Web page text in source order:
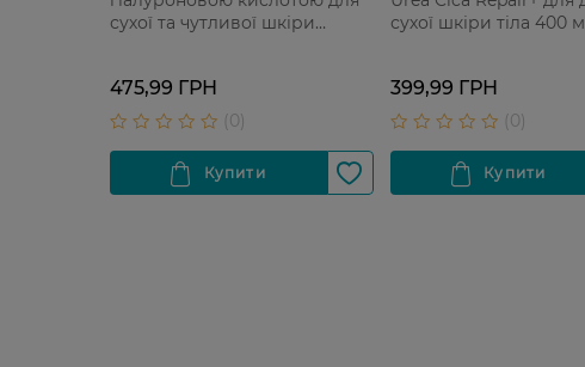
сухої та чутливої шкіри
475,99 ГРН
сухої шкіри тіла 400
399,99 ГРН